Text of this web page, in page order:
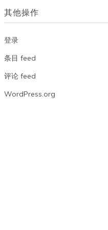
其他操作
登录
条目 feed
评论 feed
WordPress.org